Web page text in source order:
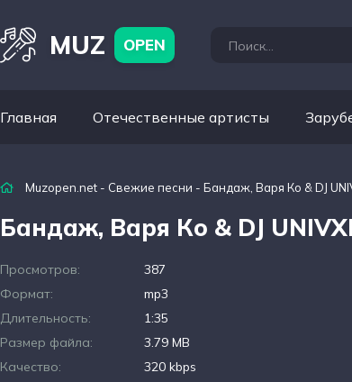
MUZ OPEN
Главная Отечественные артисты
Muzopen.net - Свежие песни - Бандаж, Варя Ко & DJ
Бандаж, Варя Ко & DJ
Просмотров:
387
Формат:
mp3
Длительность:
1:35
Размер файла:
3.79 MB
Качество:
320 kbps